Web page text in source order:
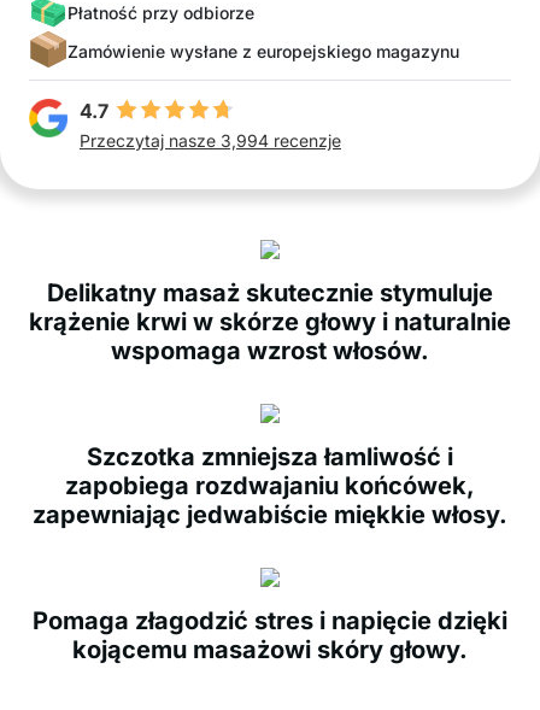
Płatność przy odbiorze
Zamówienie wysłane z europejskiego magazynu
4.7
Przeczytaj nasze 3,994 recenzje
Delikatny masaż skutecznie stymuluje
krążenie krwi w skórze głowy i naturalnie
wspomaga wzrost włosów.
Szczotka zmniejsza łamliwość i
zapobiega rozdwajaniu końcówek,
zapewniając jedwabiście miękkie włosy.
Pomaga złagodzić stres i napięcie dzięki
kojącemu masażowi skóry głowy.